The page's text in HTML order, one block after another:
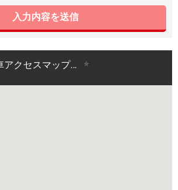
入力内容を送信